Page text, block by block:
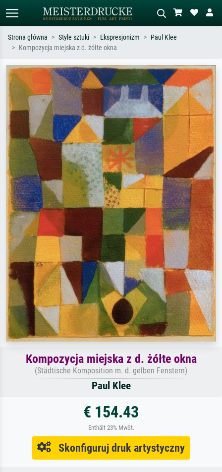
Szukaj wg artysty, tytułu lub stylu – np.
Monet, Gwiaździsta noc,
impresjonizm, fala Hokusaia, akt.
Opisz scenę – np. zielona łąka,
abstrakcja z czerwienią, ciemny olej,
stojący akt obok drzewa.
Strona główna Style sztuki Ekspresjonizm
Paul Klee
Kompozycja miejska z d. żółte okna
Kompozycja miejska z d. żółte okna
(Städtische Komposition m. d. gelben Fenstern)
Paul Klee
€ 154.43
Enthält 23% MwSt.
Skonfiguruj druk artystyczny